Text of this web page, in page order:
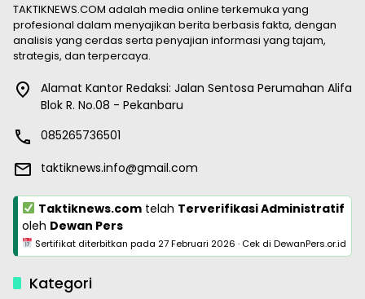
TAKTIKNEWS.COM adalah media online terkemuka yang
profesional dalam menyajikan berita berbasis fakta, dengan
analisis yang cerdas serta penyajian informasi yang tajam,
strategis, dan terpercaya.
Alamat Kantor Redaksi: Jalan Sentosa Perumahan Alifa
Blok R. No.08 - Pekanbaru
085265736501
taktiknews.info@gmail.com
Taktiknews.comtelah Terverifikasi Administratif
oleh Dewan Pers
Sertifikat diterbitkan pada 27 Februari 2026 · Cek di DewanPers.or.id
Kategori